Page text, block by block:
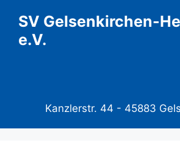
Inhalt
springen
SV Gelsenkirchen-
e.V.
Kanzlerstr. 44 - 45883